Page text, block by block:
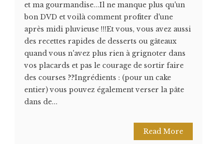
et ma gourmandise...Il ne manque plus qu'un
bon DVD et voilà comment profiter d'une
après midi pluvieuse !!!Et vous, vous avez aussi
des recettes rapides de desserts ou gâteaux
quand vous n'avez plus rien à grignoter dans
vos placards et pas le courage de sortir faire
des courses ??Ingrédients : (pour un cake
entier) vous pouvez également verser la pâte
dans de...
Read More